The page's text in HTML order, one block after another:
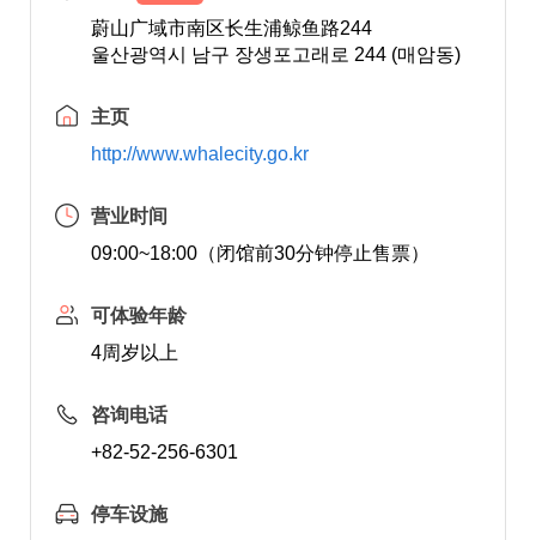
蔚山广域市南区长生浦鲸鱼路244
울산광역시 남구 장생포고래로 244 (매암동)
主页
http://www.whalecity.go.kr
营业时间
09:00~18:00（闭馆前30分钟停止售票）
可体验年龄
4周岁以上
咨询电话
+82-52-256-6301
停车设施